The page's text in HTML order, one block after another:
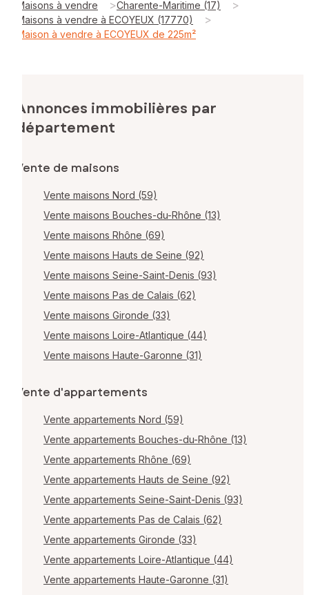
Maisons à vendre >Charente-Maritime (17) >
Maisons à vendre à ECOYEUX (17770) >
Maison à vendre à ECOYEUX de 225m²
Annonces immobilières par
département
Vente de maisons
Vente maisons Nord (59)
Vente maisons Bouches-du-Rhône (13)
Vente maisons Rhône (69)
Vente maisons Hauts de Seine (92)
Vente maisons Seine-Saint-Denis (93)
Vente maisons Pas de Calais (62)
Vente maisons Gironde (33)
Vente maisons Loire-Atlantique (44)
Vente maisons Haute-Garonne (31)
Vente d'appartements
Vente appartements Nord (59)
Vente appartements Bouches-du-Rhône (13)
Vente appartements Rhône (69)
Vente appartements Hauts de Seine (92)
Vente appartements Seine-Saint-Denis (93)
Vente appartements Pas de Calais (62)
Vente appartements Gironde (33)
Vente appartements Loire-Atlantique (44)
Vente appartements Haute-Garonne (31)